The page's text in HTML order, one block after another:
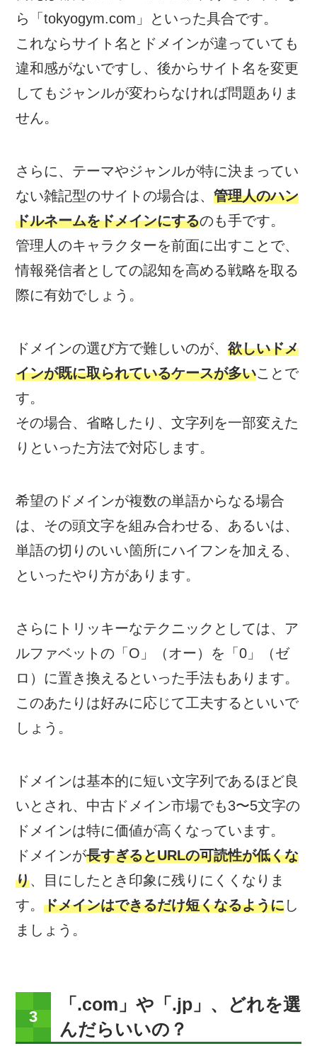
ら「tokyogym.com」といった具合です。
これならサイト名とドメインが違っていても
違和感がないですし、後からサイト名を変更
してもジャンルが変わらなければ問題ありま
せん。
さらに、テーマやジャンルが特に決まってい
ない雑記型のサイトの場合は、管理人のハン
ドルネームをドメインにするのも手です。
管理人のキャラクターを前面に出すことで、
情報発信者としての認知を高める戦略を取る
際に有効でしょう。
ドメインの選び方で難しいのが、欲しいドメ
インが既に取られているケースが多いことで
す。
その場合、省略したり、文字列を一部変えた
りといった方法で対応します。
希望のドメインが複数の単語からなる場合
は、その頭文字を組み合わせる、あるいは、
単語の切りのいい箇所にハイフンを加える、
といったやり方があります。
さらにトリッキーなテクニックとしては、ア
ルファベットの「O」（オー）を「0」（ゼ
ロ）に置き換えるといった手法もあります。
このあたりは好みに応じて工夫するといいで
しょう。
ドメインは基本的に短い文字列であるほど良
いとされ、中古ドメイン市場でも3〜5文字の
ドメインは特に価値が高くなっています。
ドメインが長すぎるとURLの可読性が低くな
り、目にしたとき印象に残りにくくなりま
す。ドメインはできるだけ短くなるようにし
ましょう。
「.com」や「.jp」、どれを選
んだらいいの？